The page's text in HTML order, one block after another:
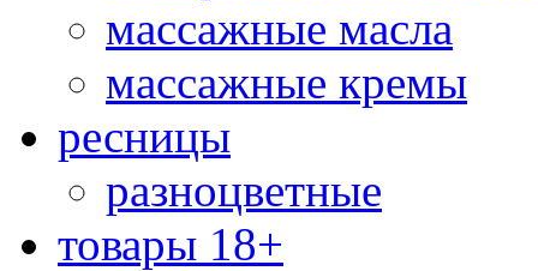
массажные масла
массажные кремы
ресницы
разноцветные
товары 18+